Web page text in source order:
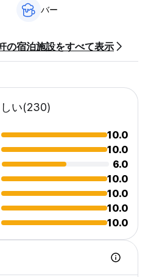
バー
の宿泊施設をすべて表示
い(230)
10.0
10.0
6.0
10.0
10.0
10.0
10.0